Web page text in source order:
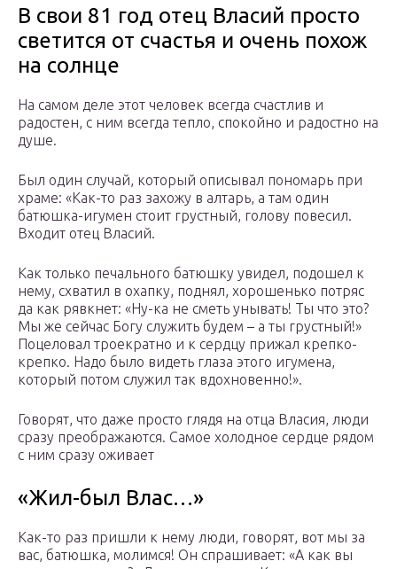
В свои 81 год отец Власий просто
светится от счастья и очень похож
на солнце
На самом деле этот человек всегда счастлив и
радостен, с ним всегда тепло, спокойно и радостно на
душе.
Был один случай, который описывал пономарь при
храме: «Как-то раз захожу в алтарь, а там один
батюшка-игумен стоит грустный, голову повесил.
Входит отец Власий.
Как только печального батюшку увидел, подошел к
нему, схватил в охапку, поднял, хорошенько потряс
да как рявкнет: «Ну-ка не сметь унывать! Ты что это?
Мы же сейчас Богу служить будем – а ты грустный!»
Поцеловал троекратно и к сердцу прижал крепко-
крепко. Надо было видеть глаза этого игумена,
который потом служил так вдохновенно!».
Говорят, что даже просто глядя на отца Власия, люди
сразу преображаются. Самое холодное сердце рядом
с ним сразу оживает
«Жил-был Влас…»
Как-то раз пришли к нему люди, говорят, вот мы за
вас, батюшка, молимся! Он спрашивает: «А как вы